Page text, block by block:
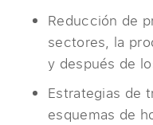
Reducción de
sectores, la
y después de
Estrategias de
esquemas de